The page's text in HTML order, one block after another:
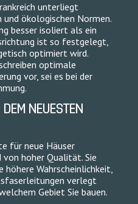
unterliegt
und ökologischen Normen.
besser isoliert als ein
ist so festgelegt,
optimiert wird.
optimale
vor, sei es bei der
NEUESTEN
für neue Häuser
hoher Qualität. Sie
höhere Wahrscheinlichkeit,
verlegt
Gebiet Sie bauen.